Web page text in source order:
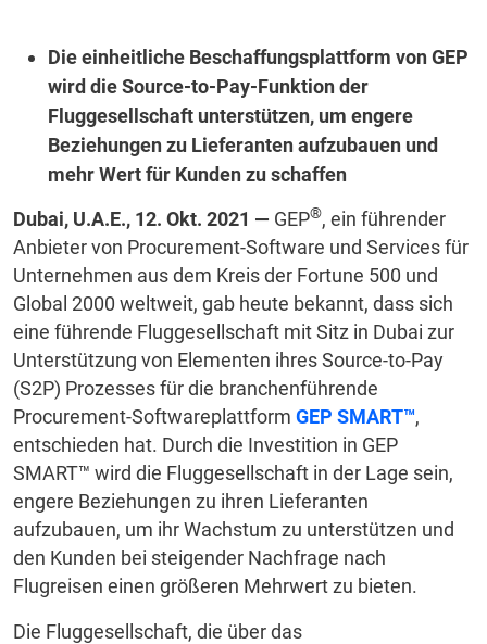
Die einheitliche Beschaffungsplattform von GEP
wird die Source-to-Pay-Funktion der
Fluggesellschaft unterstützen, um engere
Beziehungen zu Lieferanten aufzubauen und
mehr Wert für Kunden zu schaffen
Dubai, U.A.E., 12. Okt. 2021 — GEP®, ein führender
Anbieter von Procurement-Software und Services für
Unternehmen aus dem Kreis der Fortune 500 und
Global 2000 weltweit, gab heute bekannt, dass sich
eine führende Fluggesellschaft mit Sitz in Dubai zur
Unterstützung von Elementen ihres Source-to-Pay
(S2P) Prozesses für die branchenführende
Procurement-Softwareplattform GEP SMART™,
entschieden hat. Durch die Investition in GEP
SMART™ wird die Fluggesellschaft in der Lage sein,
engere Beziehungen zu ihren Lieferanten
aufzubauen, um ihr Wachstum zu unterstützen und
den Kunden bei steigender Nachfrage nach
Flugreisen einen größeren Mehrwert zu bieten.
Die Fluggesellschaft, die über das